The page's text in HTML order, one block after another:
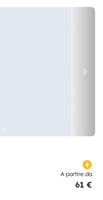
A partire da
61 €